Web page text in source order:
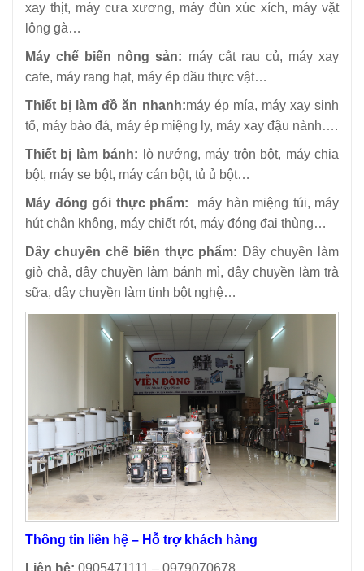
xay thịt, máy cưa xương, máy đùn xúc xích, máy vặt
lông gà…
Máy chế biến nông sản: máy cắt rau củ, máy xay
cafe, máy rang hạt, máy ép dầu thực vật…
Thiết bị làm đồ ăn nhanh:máy ép mía, máy xay sinh
tố, máy bào đá, máy ép miệng ly, máy xay đậu nành….
Thiết bị làm bánh: lò nướng, máy trộn bột, máy chia
bột, máy se bột, máy cán bột, tủ ủ bột…
Máy đóng gói thực phẩm: máy hàn miệng túi, máy
hút chân không, máy chiết rót, máy đóng đai thùng…
Dây chuyền chế biến thực phẩm: Dây chuyền làm
giò chả, dây chuyền làm bánh mì, dây chuyền làm trà
sữa, dây chuyền làm tinh bột nghệ…
Thông tin liên hệ – Hỗ trợ khách hàng